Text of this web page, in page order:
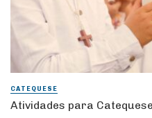
CATEQUESE
Atividades para